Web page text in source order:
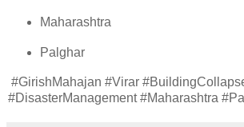
Maharashtra
Palghar
#GirishMahajan #Virar
#DisasterManagement #Maharashtra